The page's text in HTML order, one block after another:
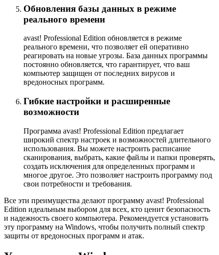
Обновления базы данных в режиме
реального времени
avast! Professional Edition обновляется в режиме
реального времени, что позволяет ей оперативно
реагировать на новые угрозы. База данных программы
постоянно обновляется, что гарантирует, что ваш
компьютер защищен от последних вирусов и
вредоносных программ.
Гибкие настройки и расширенные
возможности
Программа avast! Professional Edition предлагает
широкий спектр настроек и возможностей длительного
использования. Вы можете настроить расписание
сканирования, выбрать, какие файлы и папки проверять,
создать исключения для определенных программ и
многое другое. Это позволяет настроить программу под
свои потребности и требования.
Все эти преимущества делают программу avast! Professional
Edition идеальным выбором для всех, кто ценит безопасность
и надежность своего компьютера. Рекомендуется установить
эту программу на Windows, чтобы получить полный спектр
защиты от вредоносных программ и атак.